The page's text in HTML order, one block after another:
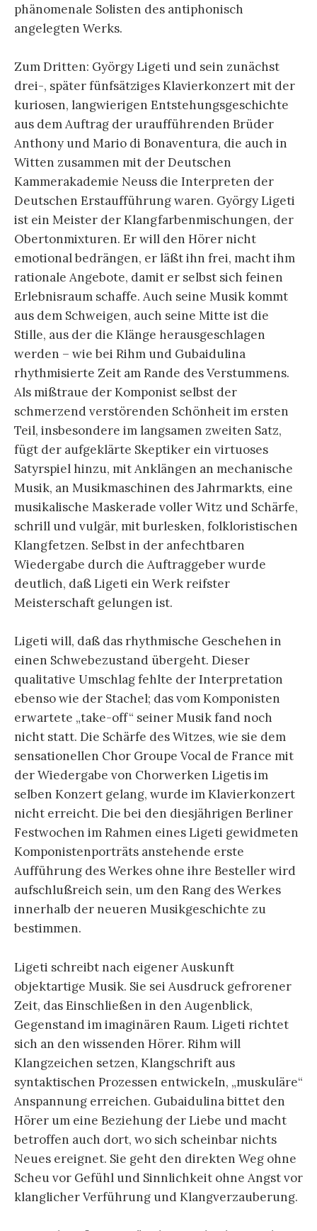
phänomenale Solisten des antiphonisch
angelegten Werks.
Zum Dritten: György Ligeti und sein zunächst
drei-, später fünfsätziges Klavierkonzert mit der
kuriosen, langwierigen Entstehungsgeschichte
aus dem Auftrag der uraufführenden Brüder
Anthony und Mario di Bonaventura, die auch in
Witten zusammen mit der Deutschen
Kammerakademie Neuss die Interpreten der
Deutschen Erstaufführung waren. György Ligeti
ist ein Meister der Klangfarbenmischungen, der
Obertonmixturen. Er will den Hörer nicht
emotional bedrängen, er läßt ihn frei, macht ihm
rationale Angebote, damit er selbst sich feinen
Erlebnisraum schaffe. Auch seine Musik kommt
aus dem Schweigen, auch seine Mitte ist die
Stille, aus der die Klänge herausgeschlagen
werden – wie bei Rihm und Gubaidulina
rhythmisierte Zeit am Rande des Verstummens.
Als mißtraue der Komponist selbst der
schmerzend verstörenden Schönheit im ersten
Teil, insbesondere im langsamen zweiten Satz,
fügt der aufgeklärte Skeptiker ein virtuoses
Satyrspiel hinzu, mit Anklängen an mechanische
Musik, an Musikmaschinen des Jahrmarkts, eine
musikalische Maskerade voller Witz und Schärfe,
schrill und vulgär, mit burlesken, folkloristischen
Klangfetzen. Selbst in der anfechtbaren
Wiedergabe durch die Auftraggeber wurde
deutlich, daß Ligeti ein Werk reifster
Meisterschaft gelungen ist.
Ligeti will, daß das rhythmische Geschehen in
einen Schwebezustand übergeht. Dieser
qualitative Umschlag fehlte der Interpretation
ebenso wie der Stachel; das vom Komponisten
erwartete „take-off“ seiner Musik fand noch
nicht statt. Die Schärfe des Witzes, wie sie dem
sensationellen Chor Groupe Vocal de France mit
der Wiedergabe von Chorwerken Ligetis im
selben Konzert gelang, wurde im Klavierkonzert
nicht erreicht. Die bei den diesjährigen Berliner
Festwochen im Rahmen eines Ligeti gewidmeten
Komponistenporträts anstehende erste
Aufführung des Werkes ohne ihre Besteller wird
aufschlußreich sein, um den Rang des Werkes
innerhalb der neueren Musikgeschichte zu
bestimmen.
Ligeti schreibt nach eigener Auskunft
objektartige Musik. Sie sei Ausdruck gefrorener
Zeit, das Einschließen in den Augenblick,
Gegenstand im imaginären Raum. Ligeti richtet
sich an den wissenden Hörer. Rihm will
Klangzeichen setzen, Klangschrift aus
syntaktischen Prozessen entwickeln, „muskuläre“
Anspannung erreichen. Gubaidulina bittet den
Hörer um eine Beziehung der Liebe und macht
betroffen auch dort, wo sich scheinbar nichts
Neues ereignet. Sie geht den direkten Weg ohne
Scheu vor Gefühl und Sinnlichkeit ohne Angst vor
klanglicher Verführung und Klangverzauberung.